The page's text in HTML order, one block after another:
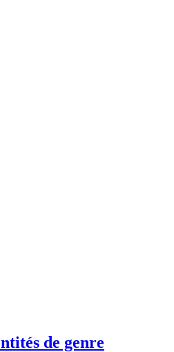
de genre